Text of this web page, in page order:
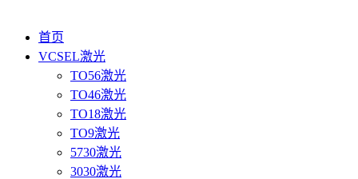
首页
VCSEL激光
TO56激光
TO46激光
TO18激光
TO9激光
5730激光
3030激光